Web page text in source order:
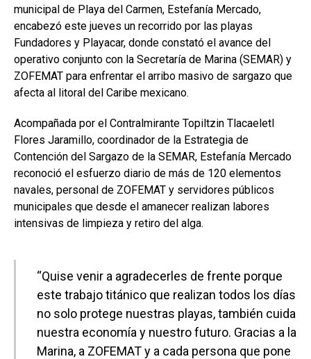
municipal de Playa del Carmen, Estefanía Mercado,
encabezó este jueves un recorrido por las playas
Fundadores y Playacar, donde constató el avance del
operativo conjunto con la Secretaría de Marina (SEMAR) y
ZOFEMAT para enfrentar el arribo masivo de sargazo que
afecta al litoral del Caribe mexicano.
Acompañada por el Contralmirante Topiltzin Tlacaeletl
Flores Jaramillo, coordinador de la Estrategia de
Contención del Sargazo de la SEMAR, Estefanía Mercado
reconoció el esfuerzo diario de más de 120 elementos
navales, personal de ZOFEMAT y servidores públicos
municipales que desde el amanecer realizan labores
intensivas de limpieza y retiro del alga.
“Quise venir a agradecerles de frente porque
este trabajo titánico que realizan todos los días
no solo protege nuestras playas, también cuida
nuestra economía y nuestro futuro. Gracias a la
Marina, a ZOFEMAT y a cada persona que pone